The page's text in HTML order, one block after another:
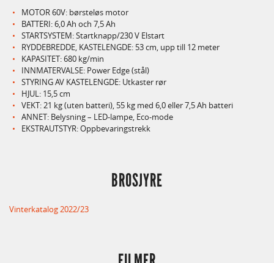
MOTOR 60V: børsteløs motor
BATTERI: 6,0 Ah och 7,5 Ah
STARTSYSTEM: Startknapp/230 V Elstart
RYDDEBREDDE, KASTELENGDE: 53 cm, upp till 12 meter
KAPASITET: 680 kg/min
INNMATERVALSE: Power Edge (stål)
STYRING AV KASTELENGDE: Utkaster rør
HJUL: 15,5 cm
VEKT: 21 kg (uten batteri), 55 kg med 6,0 eller 7,5 Ah batteri
ANNET: Belysning – LED-lampe, Eco-mode
EKSTRAUTSTYR: Oppbevaringstrekk
BROSJYRE
Vinterkatalog 2022/23